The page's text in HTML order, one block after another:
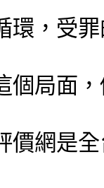
環，受
個局面
價網是